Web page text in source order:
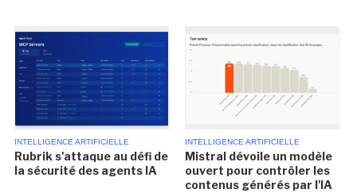
INTELLIGENCE ARTIFICIELLE
Rubrik s'attaque au défi de
la sécurité des agents IA
INTELLIGENCE ARTIFICIELLE
Mistral dévoile un modèle
ouvert pour contrôler les
contenus générés par l'IA